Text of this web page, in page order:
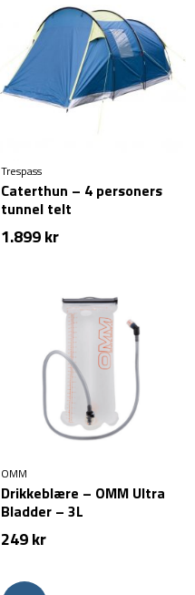
Trespass
Caterthun – 4 personers
tunnel telt
1.899kr
OMM
Drikkeblære – OMM Ultra
Bladder – 3L
249kr